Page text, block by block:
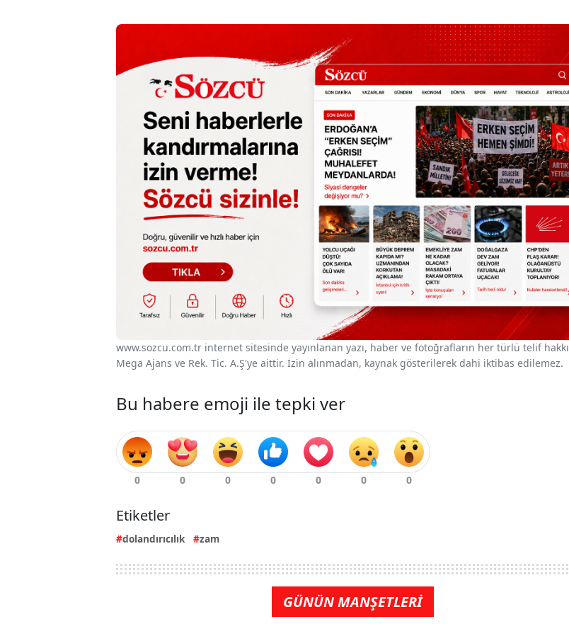
www.sozcu.com.tr internet sitesinde yayınlanan yazı, haber ve fotoğrafların her türlü telif hakkı
Mega Ajans ve Rek. Tic. A.Ş'ye aittir. İzin alınmadan, kaynak gösterilerek dahi iktibas edilemez.
Bu habere emoji ile tepki ver
Etiketler
dolandırıcılık zam
GÜNÜN MANŞETLERİ